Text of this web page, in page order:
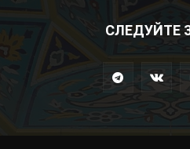
СЛЕДУЙТЕ